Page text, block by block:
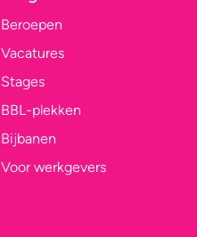
Beroepen
Vacatures
Stages
BBL-plekken
Bijbanen
Voor werkgevers